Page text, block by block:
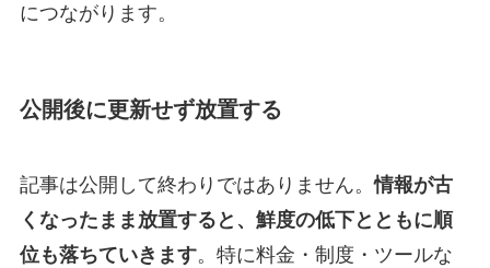
につながります。
公開後に更新せず放置する
記事は公開して終わりではありません。情報が古
くなったまま放置すると、鮮度の低下とともに順
位も落ちていきます。特に料金・制度・ツールな